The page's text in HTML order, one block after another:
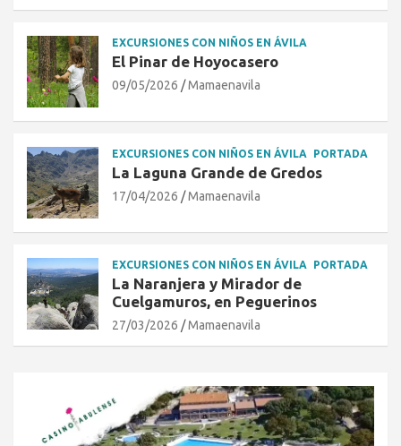
EXCURSIONES CON NIÑOS EN ÁVILA
El Pinar de Hoyocasero
09/05/2026 Mamaenavila
EXCURSIONES CON NIÑOS EN ÁVILA PORTADA
La Laguna Grande de Gredos
17/04/2026 Mamaenavila
EXCURSIONES CON NIÑOS EN ÁVILA PORTADA
La Naranjera y Mirador de
Cuelgamuros, en Peguerinos
27/03/2026 Mamaenavila